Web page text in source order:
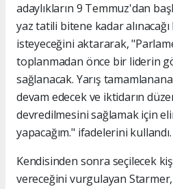
adaylıkların 9 Temmuz'dan
yaz tatili bitene kadar
isteyeceğini aktararak,
toplanmadan önce bir liderin
sağlanacak. Yarış
devam edecek ve iktidarın
devredilmesini sağlamak için
yapacağım." ifadelerini kullandı.
Kendisinden sonra seçilecek
vereceğini vurgulayan